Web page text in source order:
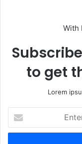
With
to get
Lorem
your
Email